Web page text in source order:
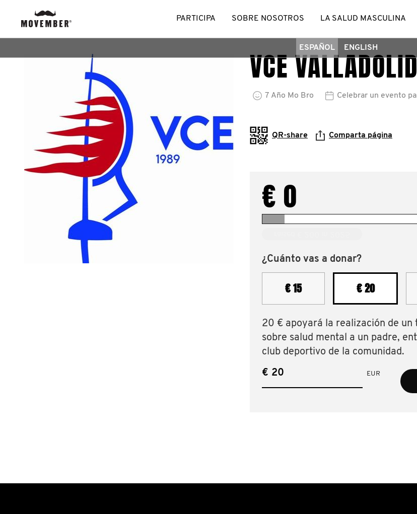
PARTICIPA SOBRE NOSOTROS LA SALUD MASCULINA
ESPAÑOL ENGLISH
VCE
7 Año Mo Bro Celebrar un evento
QR-share Comparta página
€ 0
¿Cuánto vas a donar?
€ 15 € 20
20 € apoyará la realización de un
sobre salud mental a un padre,
club deportivo de la comunidad.
€ EUR